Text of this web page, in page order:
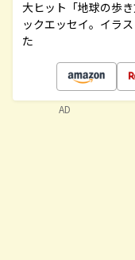
大ヒット「地球の歩
ックエッセイ。イラ
た
AD